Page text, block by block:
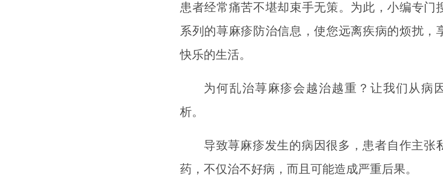
患者经常痛苦不堪却束手无策。为此，小编专门
系列的荨麻疹防治信息，使您远离疾病的烦扰，
快乐的生活。
为何乱治荨麻疹会越治越重？让我们从病
析。
导致荨麻疹发生的病因很多，患者自作主张
药，不仅治不好病，而且可能造成严重后果。